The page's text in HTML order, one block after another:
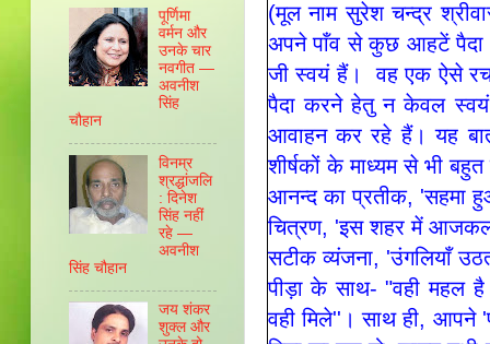
(मूल नाम सुरेश चन्द्र
अपने पाँव से कुछ आहटें पैदा
जी स्वयं हैं। वह एक ऐसे
पैदा करने हेतु न केवल स्वयं
आवाहन कर रहे हैं। यह
शीर्षकों के माध्यम से भी
आनन्द का प्रतीक, 'सहमा
चित्रण, 'इस शहर में
सटीक व्यंजना, 'उंगलियाँ
पीड़ा के साथ- "वही महल है
वही मिले''। साथ ही, आपने
पूर्णिमा
वर्मन और
उनके चार
नवगीत —
अवनीश
सिंह
चौहान
विनम्र
श्रद्धांजलि
: दिनेश
सिंह नहीं
रहे —
अवनीश
सिंह चौहान
जय शंकर
शुक्ल और